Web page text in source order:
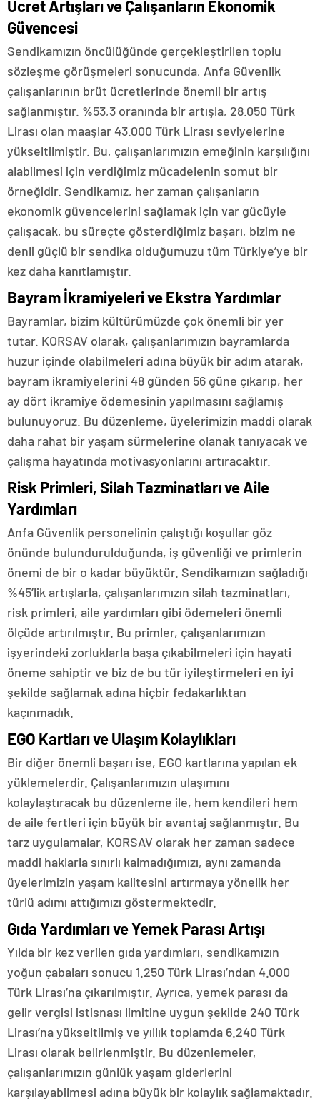
Ücret Artışları ve Çalışanların Ekonomik
Güvencesi
Sendikamızın öncülüğünde gerçekleştirilen toplu
sözleşme görüşmeleri sonucunda, Anfa Güvenlik
çalışanlarının brüt ücretlerinde önemli bir artış
sağlanmıştır. %53,3 oranında bir artışla, 28.050 Türk
Lirası olan maaşlar 43.000 Türk Lirası seviyelerine
yükseltilmiştir. Bu, çalışanlarımızın emeğinin karşılığını
alabilmesi için verdiğimiz mücadelenin somut bir
örneğidir. Sendikamız, her zaman çalışanların
ekonomik güvencelerini sağlamak için var gücüyle
çalışacak, bu süreçte gösterdiğimiz başarı, bizim ne
denli güçlü bir sendika olduğumuzu tüm Türkiye’ye bir
kez daha kanıtlamıştır.
Bayram İkramiyeleri ve Ekstra Yardımlar
Bayramlar, bizim kültürümüzde çok önemli bir yer
tutar. KORSAV olarak, çalışanlarımızın bayramlarda
huzur içinde olabilmeleri adına büyük bir adım atarak,
bayram ikramiyelerini 48 günden 56 güne çıkarıp, her
ay dört ikramiye ödemesinin yapılmasını sağlamış
bulunuyoruz. Bu düzenleme, üyelerimizin maddi olarak
daha rahat bir yaşam sürmelerine olanak tanıyacak ve
çalışma hayatında motivasyonlarını artıracaktır.
Risk Primleri, Silah Tazminatları ve Aile
Yardımları
Anfa Güvenlik personelinin çalıştığı koşullar göz
önünde bulundurulduğunda, iş güvenliği ve primlerin
önemi de bir o kadar büyüktür. Sendikamızın sağladığı
%45’lik artışlarla, çalışanlarımızın silah tazminatları,
risk primleri, aile yardımları gibi ödemeleri önemli
ölçüde artırılmıştır. Bu primler, çalışanlarımızın
işyerindeki zorluklarla başa çıkabilmeleri için hayati
öneme sahiptir ve biz de bu tür iyileştirmeleri en iyi
şekilde sağlamak adına hiçbir fedakarlıktan
kaçınmadık.
EGO Kartları ve Ulaşım Kolaylıkları
Bir diğer önemli başarı ise, EGO kartlarına yapılan ek
yüklemelerdir. Çalışanlarımızın ulaşımını
kolaylaştıracak bu düzenleme ile, hem kendileri hem
de aile fertleri için büyük bir avantaj sağlanmıştır. Bu
tarz uygulamalar, KORSAV olarak her zaman sadece
maddi haklarla sınırlı kalmadığımızı, aynı zamanda
üyelerimizin yaşam kalitesini artırmaya yönelik her
türlü adımı attığımızı göstermektedir.
Gıda Yardımları ve Yemek Parası Artışı
Yılda bir kez verilen gıda yardımları, sendikamızın
yoğun çabaları sonucu 1.250 Türk Lirası’ndan 4.000
Türk Lirası’na çıkarılmıştır. Ayrıca, yemek parası da
gelir vergisi istisnası limitine uygun şekilde 240 Türk
Lirası’na yükseltilmiş ve yıllık toplamda 6.240 Türk
Lirası olarak belirlenmiştir. Bu düzenlemeler,
çalışanlarımızın günlük yaşam giderlerini
karşılayabilmesi adına büyük bir kolaylık sağlamaktadır.